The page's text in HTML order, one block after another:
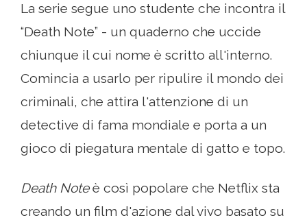
La serie segue uno studente che incontra il
“Death Note” - un quaderno che uccide
chiunque il cui nome è scritto all'interno.
Comincia a usarlo per ripulire il mondo dei
criminali, che attira l'attenzione di un
detective di fama mondiale e porta a un
gioco di piegatura mentale di gatto e topo.
Death Noteè così popolare che Netflix sta
creando un film d'azione dal vivo basato su